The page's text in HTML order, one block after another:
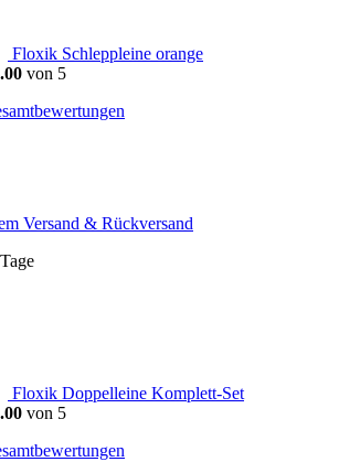
Floxik Schleppleine orange
von 5
Versand & Rückversand
Floxik Doppelleine Komplett-Set
von 5